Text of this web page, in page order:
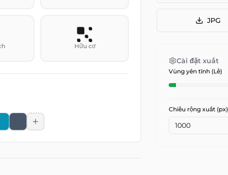
Hữu cơ
JPG
Cài đặt xuất
Vùng yên tĩnh (Lề)
Chiều rộng xuất (px)